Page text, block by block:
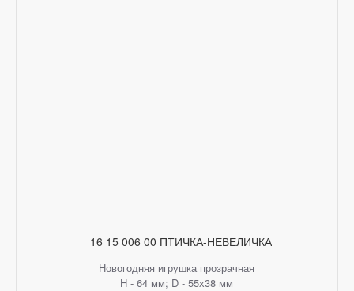
16 15 006 00 ПТИЧКА-НЕВЕЛИЧКА
Новогодняя игрушка прозрачная
H - 64 мм; D - 55х38 мм